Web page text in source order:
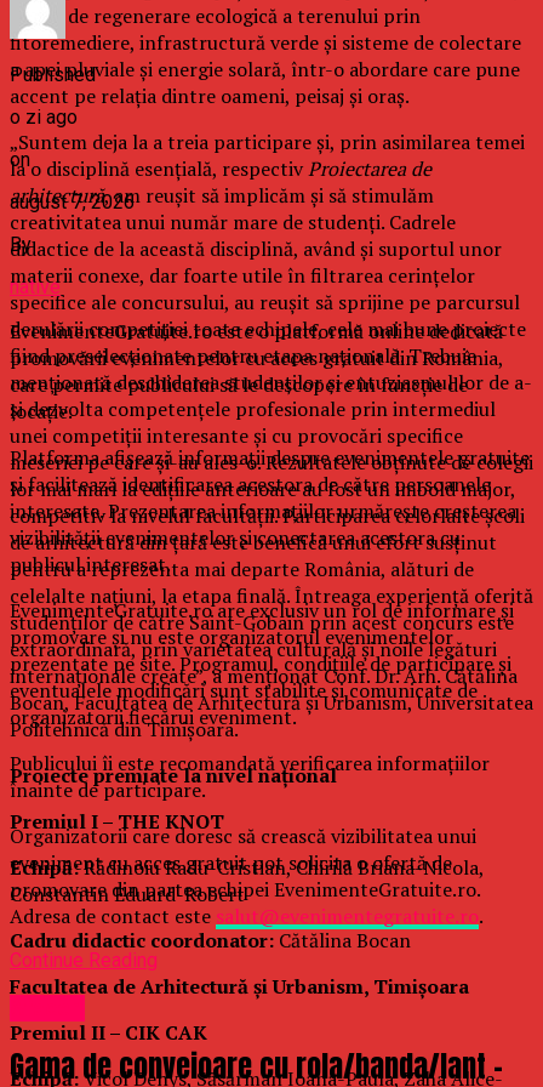
soluții de regenerare ecologică a terenului prin
fitoremediere, infrastructură verde și sisteme de colectare
a apei pluviale și energie solară, într-o abordare care pune
accent pe relația dintre oameni, peisaj și oraș.
„Suntem deja la a treia participare și, prin asimilarea temei
la o disciplină esențială, respectivProiectarea de
arhitectură, am reușit să implicăm și să stimulăm
creativitatea unui număr mare de studenți. Cadrele
didactice de la această disciplină, având și suportul unor
materii conexe, dar foarte utile în filtrarea cerințelor
specifice ale concursului, au reușit să sprijine pe parcursul
derulării competiției toate echipele, cele mai bune proiecte
fiind preselecționate pentru etapa națională. Trebuie
menționată deschiderea studenților și entuziasmul lor de a-
și dezvolta competențele profesionale prin intermediul
unei competiții interesante și cu provocări specifice
meseriei pe care și-au ales-o. Rezultatele obținute de colegii
lor mai mari la edițiile anterioare au fost un imbold major,
competitiv la nivelul facultății. Participarea celorlalte școli
de arhitectură din țară este benefică unui efort susținut
pentru a reprezenta mai departe România, alături de
celelalte națiuni, la etapa finală. Întreaga experiență oferită
studenților de către Saint-Gobain prin acest concurs este
extraordinară, prin varietatea culturală și noile legături
internaționale create”, a menționat Conf. Dr. Arh. Cătălina
Bocan, Facultatea de Arhitectură și Urbanism, Universitatea
Politehnică din Timișoara.
Proiecte premiate la nivel național
Premiul I – THE KNOT
Echipă:Rădinoiu Radu-Cristian, Chirilă Briana-Nicola,
Constantin Eduard-Robert
Cadru didactic coordonator: Cătălina Bocan
Facultatea de Arhitectură și Urbanism, Timișoara
Premiul II – CIK CAK
Echipă:Vicol Denys, Săsărman Ioana-Paula, Zaha Alice-
Published
o zi ago
on
august 7, 2026
By
native
EvenimenteGratuite.ro este o platformă online dedicată
promovării evenimentelor cu acces gratuit din România,
care permite publicului să le descopere în funcție de
locație.
Platforma afișează informații despre evenimentele gratuite
și facilitează identificarea acestora de către persoanele
interesate. Prezentarea informațiilor urmărește creșterea
vizibilității evenimentelor și conectarea acestora cu
publicul interesat.
EvenimenteGratuite.ro are exclusiv un rol de informare și
promovare și nu este organizatorul evenimentelor
prezentate pe site. Programul, condițiile de participare și
eventualele modificări sunt stabilite și comunicate de
organizatorii fiecărui eveniment.
Publicului îi este recomandată verificarea informațiilor
înainte de participare.
Organizatorii care doresc să crească vizibilitatea unui
eveniment cu acces gratuit pot solicita o ofertă de
promovare din partea echipei EvenimenteGratuite.ro.
Adresa de contact este salut@evenimentegratuite.ro.
Continue Reading
Gama de conveioare cu rola/banda/lant -